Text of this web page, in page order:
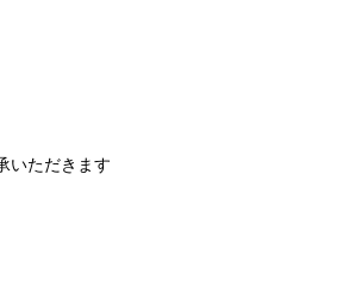
いただきます